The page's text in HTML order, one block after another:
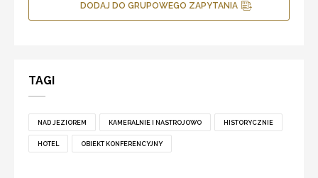
DODAJ DO GRUPOWEGO ZAPYTANIA
TAGI
NAD JEZIOREM KAMERALNIE I NASTROJOWO HISTORYCZNIE
HOTEL OBIEKT KONFERENCYJNY